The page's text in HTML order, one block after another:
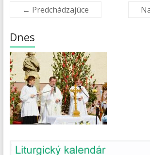
← Predchádzajúce
Dnes